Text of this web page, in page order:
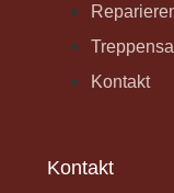
Kontakt
Kontakt